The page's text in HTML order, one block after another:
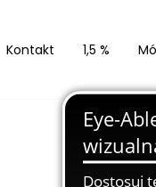
Kontakt 1,5 %